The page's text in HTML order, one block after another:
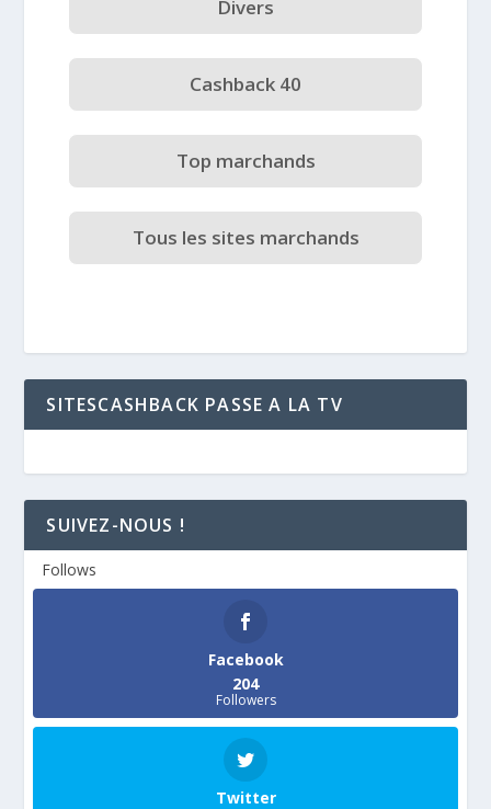
Divers
Cashback 40
Top marchands
Tous les sites marchands
SITESCASHBACK PASSE A LA TV
SUIVEZ-NOUS !
Follows
Facebook
204
Followers
Twitter